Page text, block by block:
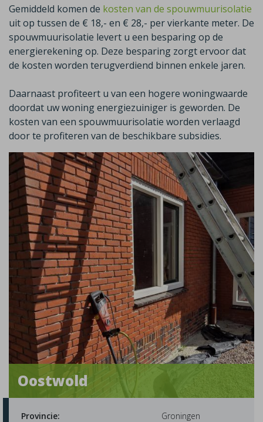
Gemiddeld komen de kosten van de spouwmuurisolatie
uit op tussen de € 18,- en € 28,- per vierkante meter. De
spouwmuurisolatie levert u een besparing op de
energierekening op. Deze besparing zorgt ervoor dat
de kosten worden terugverdiend binnen enkele jaren.
Daarnaast profiteert u van een hogere woningwaarde
doordat uw woning energiezuiniger is geworden. De
kosten van een spouwmuurisolatie worden verlaagd
door te profiteren van de beschikbare subsidies.
Oostwold
Provincie:
Groningen